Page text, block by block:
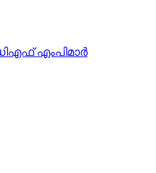
എംപിമാര്‍